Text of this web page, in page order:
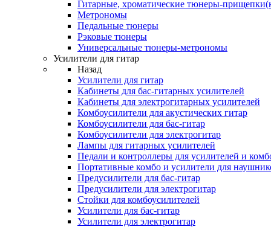
Гитарные, хроматические тюнеры-
Метрономы
Педальные тюнеры
Рэковые тюнеры
Универсальные тюнеры-метрономы
Усилители для гитар
Назад
Усилители для гитар
Кабинеты для бас-гитарных усилителей
Кабинеты для электрогитарных усилителей
Комбоусилители для акустических гитар
Комбоусилители для бас-гитар
Комбоусилители для электрогитар
Лампы для гитарных усилителей
Педали и контроллеры для усилителей и
Портативные комбо и усилители для
Предусилители для бас-гитар
Предусилители для электрогитар
Стойки для комбоусилителей
Усилители для бас-гитар
Усилители для электрогитар